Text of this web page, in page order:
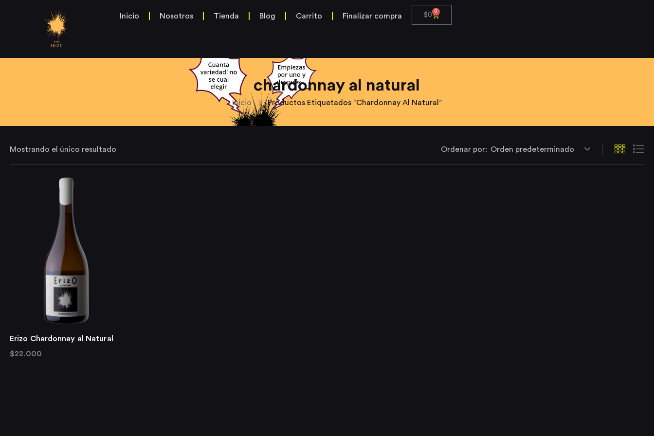
Inicio Nosotros Tienda Blog Carrito Finalizar compra $0 0
chardonnay al natural
Inicio Productos Etiquetados “chardonnay Al Natural”
Mostrando el único resultado Ordenar por: Orden predeterminado
Erizo Chardonnay al Natural
$22.000